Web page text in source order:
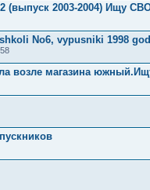
2003-2004) Ищу
No6, vypusniki 1998
возле магазина